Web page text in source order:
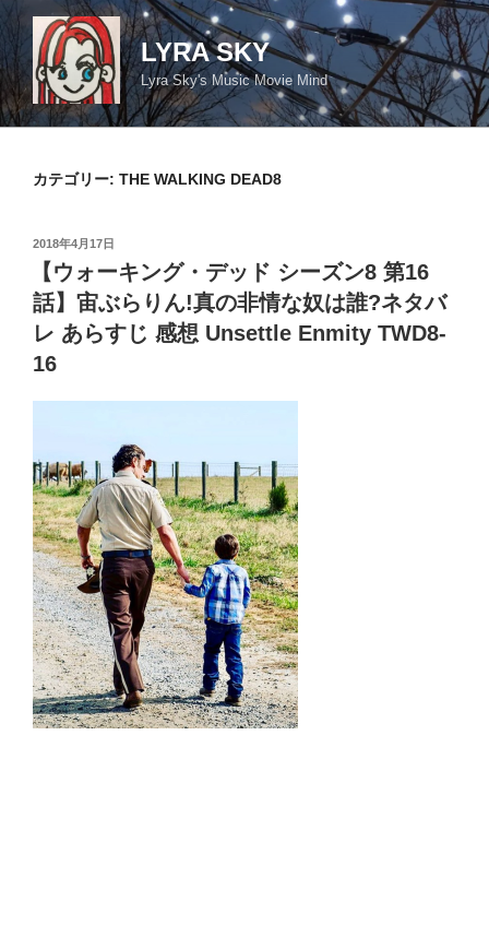
コ
ン
テ
ン
ツ
LYRA SKY
Lyra Sky's Music Movie Mind
カテゴリー: THE WALKING DEAD8
投
日:
2018年4月17日
【ウォーキング・デッド シーズン8 第16
話】宙ぶらりん!真の非情な奴は誰?ネタバ
レ あらすじ 感想 Unsettle Enmity TWD8-
16